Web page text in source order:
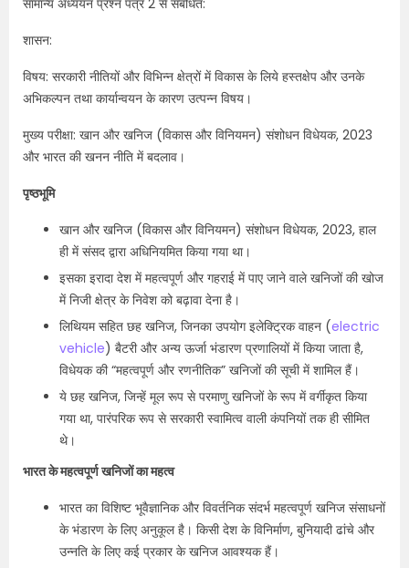
सामान्य अध्ययन प्रश्न पत्र 2 से संबंधित:
शासन:
विषय: सरकारी नीतियों और विभिन्न क्षेत्रों में विकास के लिये हस्तक्षेप और उनके
अभिकल्पन तथा कार्यान्वयन के कारण उत्पन्न विषय।
मुख्य परीक्षा: खान और खनिज (विकास और विनियमन) संशोधन विधेयक, 2023
और भारत की खनन नीति में बदलाव।
पृष्ठभूमि
खान और खनिज (विकास और विनियमन) संशोधन विधेयक, 2023, हाल
ही में संसद द्वारा अधिनियमित किया गया था।
इसका इरादा देश में महत्वपूर्ण और गहराई में पाए जाने वाले खनिजों की खोज
में निजी क्षेत्र के निवेश को बढ़ावा देना है।
लिथियम सहित छह खनिज, जिनका उपयोग इलेक्ट्रिक वाहन (electric
vehicle) बैटरी और अन्य ऊर्जा भंडारण प्रणालियों में किया जाता है,
विधेयक की “महत्वपूर्ण और रणनीतिक” खनिजों की सूची में शामिल हैं।
ये छह खनिज, जिन्हें मूल रूप से परमाणु खनिजों के रूप में वर्गीकृत किया
गया था, पारंपरिक रूप से सरकारी स्वामित्व वाली कंपनियों तक ही सीमित
थे।
भारत के महत्वपूर्ण खनिजों का महत्व
भारत का विशिष्ट भूवैज्ञानिक और विवर्तनिक संदर्भ महत्वपूर्ण खनिज संसाधनों
के भंडारण के लिए अनुकूल है। किसी देश के विनिर्माण, बुनियादी ढांचे और
उन्नति के लिए कई प्रकार के खनिज आवश्यक हैं।